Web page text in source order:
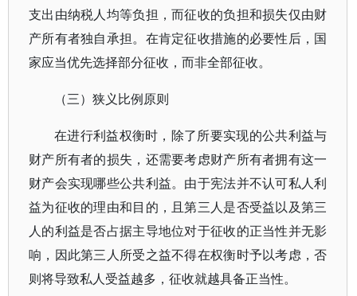
支出由纳税人均等负担，而征收的负担和损失仅由财
产所有者独自承担。在肯定征收措施的必要性后，国
家应当优先选择部分征收，而非全部征收。
（三）狭义比例原则
在进行利益权衡时，除了所要实现的公共利益与
财产所有者的损失，还需要考虑财产所有者拥有这一
财产会实现哪些公共利益。由于宪法并不认可私人利
益为征收的理由和目的，且第三人是否受益以及第三
人的利益是否占据主导地位对于征收的正当性并无影
响，因此第三人所受之益不得在权衡时予以考虑，否
则将导致私人受益越多，征收就越具备正当性。